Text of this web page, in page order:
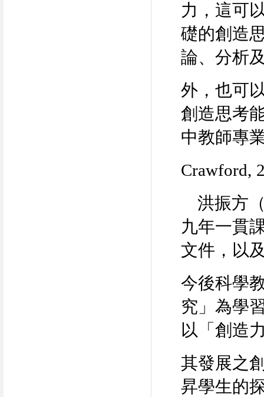
力，這可
礎的創造
論、分析
外，也可
創造思考
中教師專
Crawford,
洪振方
九年一貫
文件，以
今後科學
究」為學
以「創造
其發展之
昇學生的